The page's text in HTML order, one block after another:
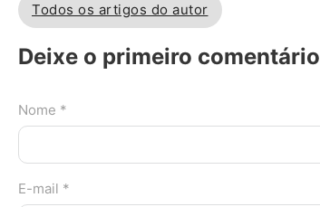
Todos os artigos do autor
Deixe o primeiro comentário
Nome *
E-mail *